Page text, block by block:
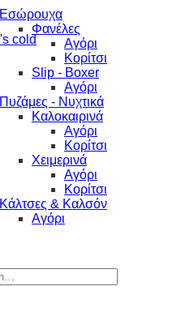
Εσώρουχα
Φανέλες
Αγόρι
Κορίτσι
Slip - Boxer
Αγόρι
Πυζάμες - Νυχτικά
Καλοκαιρινά
Αγόρι
Κορίτσι
Χειμερινά
Αγόρι
Κορίτσι
Κάλτσες & Καλσόν
Αγόρι